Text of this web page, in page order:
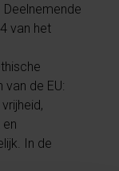
van het
van de EU:
In de